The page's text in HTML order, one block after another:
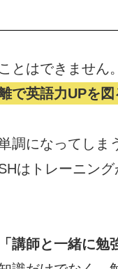
とはできません。
で英語力UPを図
調になってしま
はトレーニン
講師と一緒に勉